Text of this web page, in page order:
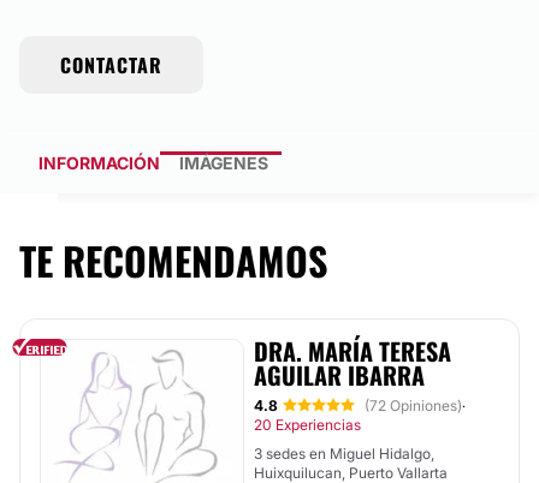
CONTACTAR
INFORMACIÓN IMÁGENES
TE RECOMENDAMOS
DRA. MARÍA TERESA
AGUILAR IBARRA
4.8 (72 Opiniones)·
20 Experiencias
3 sedes en Miguel Hidalgo,
Huixquilucan, Puerto Vallarta